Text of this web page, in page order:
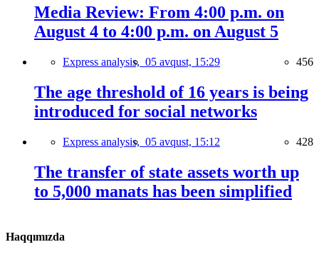
Media Review: From 4:00 p.m. on
August 4 to 4:00 p.m. on August 5
Express analysis, 05 avqust, 15:29 456
The age threshold of 16 years is being
introduced for social networks
Express analysis, 05 avqust, 15:12 428
The transfer of state assets worth up
to 5,000 manats has been simplified
Haqqımızda